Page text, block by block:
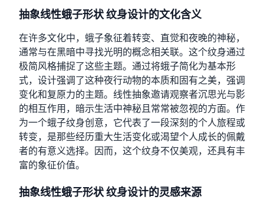
抽象线性蛾子形状 纹身设计的文化含义
在许多文化中，蛾子象征着转变、直觉和夜晚的神秘，
通常与在黑暗中寻找光明的概念相关联。这个纹身通过
极简风格捕捉了这些主题。通过将蛾子简化为基本形
式，设计强调了这种夜行动物的本质和固有之美，强调
变化和复原力的主题。线性抽象邀请观察者沉思光与影
的相互作用，暗示生活中神秘且常常被忽视的方面。作
为一个蛾子纹身创意，它代表了一段深刻的个人旅程或
转变，是那些经历重大生活变化或渴望个人成长的佩戴
者的有意义选择。因而，这个纹身不仅美观，还具有丰
富的象征价值。
抽象线性蛾子形状 纹身设计的灵感来源